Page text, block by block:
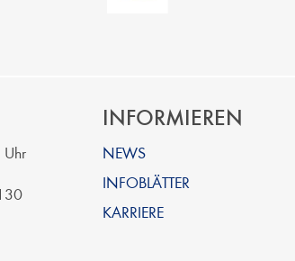
INFORMIEREN
NEWS
INFOBLÄTTER
KARRIERE